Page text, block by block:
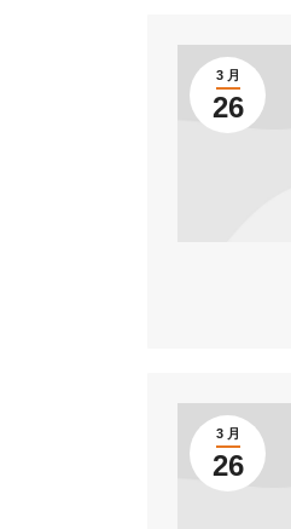
3 月
26
3 月
26